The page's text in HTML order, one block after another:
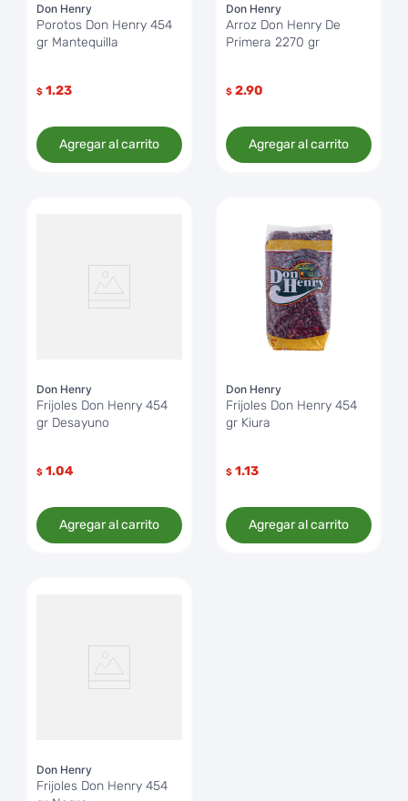
Don Henry
Porotos Don Henry 454
gr Mantequilla
$ 1.23
Agregar al carrito
Don Henry
Arroz Don Henry De
Primera 2270 gr
$ 2.90
Agregar al carrito
Don Henry
Frijoles Don Henry 454
gr Desayuno
$ 1.04
Agregar al carrito
Don Henry
Frijoles Don Henry 454
gr Kiura
$ 1.13
Agregar al carrito
Don Henry
Frijoles Don Henry 454